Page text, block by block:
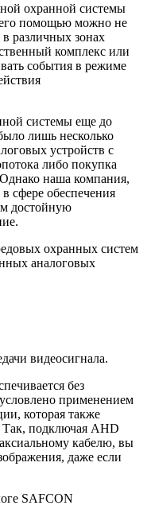
охранной системы
помощью можно не
в различных зонах
комплекс или
события в режиме
системы еще до
лишь несколько
устройств с
либо покупка
наша компания,
сфере обеспечения
достойную
охранных систем
аналоговых
видеосигнала.
без
применением
которая также
Так, подключая AHD
кабелю, вы
даже если
SAFCON